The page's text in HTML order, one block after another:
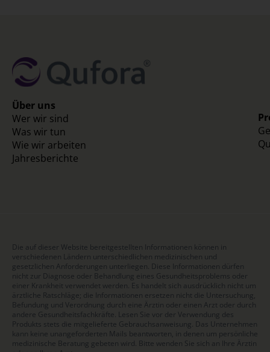
Über uns
Wer wir sind
Was wir tun
Wie wir arbeiten
Jahresberichte
Die auf dieser Website bereitgestellten Informationen können in
verschiedenen Ländern unterschiedlichen medizinischen und
gesetzlichen Anforderungen unterliegen. Diese Informationen dürfen
nicht zur Diagnose oder Behandlung eines Gesundheitsproblems oder
einer Krankheit verwendet werden. Es handelt sich ausdrücklich nicht um
ärztliche Ratschläge; die Informationen ersetzen nicht die Untersuchung,
Befundung und Verordnung durch eine Ärztin oder einen Arzt oder durch
andere Gesundheitsfachkräfte. Lesen Sie vor der Verwendung des
Produkts stets die mitgelieferte Gebrauchsanweisung. Das Unternehmen
kann keine unangeforderten Mails beantworten, in denen um persönliche
medizinische Beratung gebeten wird. Bitte wenden Sie sich an Ihre Ärztin